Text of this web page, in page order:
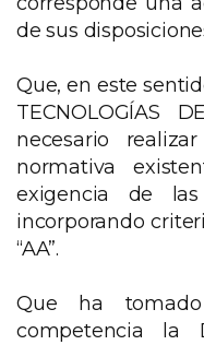
de sus
Que, en este
TECNOLOGÍAS
necesario
normativa
exigencia de
incorporando
“AA”.
Que ha
competencia la